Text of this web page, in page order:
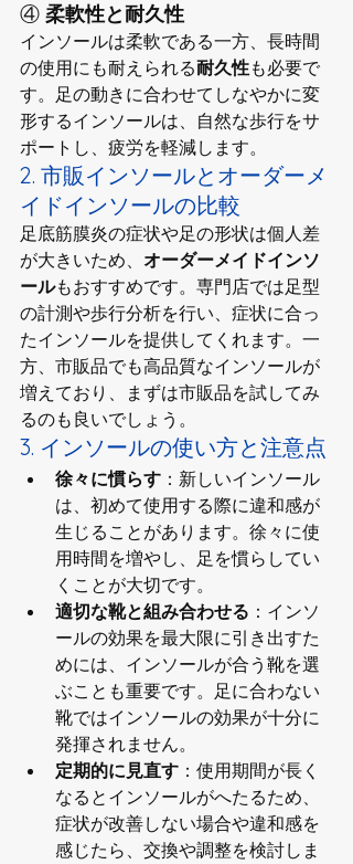
④ 柔軟性と耐久性
インソールは柔軟である一方、長時間
の使用にも耐えられる耐久性も必要で
す。足の動きに合わせてしなやかに変
形するインソールは、自然な歩行をサ
ポートし、疲労を軽減します。
2. 市販インソールとオーダーメ
イドインソールの比較
足底筋膜炎の症状や足の形状は個人差
が大きいため、 オーダーメイドインソ
ールもおすすめです。専門店では足型
の計測や歩行分析を行い、症状に合っ
たインソールを提供してくれます。一
方、市販品でも高品質なインソールが
増えており、まずは市販品を試してみ
るのも良いでしょう。
3. インソールの使い方と注意点
徐々に慣らす ：新しいインソール
は、初めて使用する際に違和感が
生じることがあります。徐々に使
用時間を増やし、足を慣らしてい
くことが大切です。
適切な靴と組み合わせる ：インソ
ールの効果を最大限に引き出すた
めには、インソールが合う靴を選
ぶことも重要です。足に合わない
靴ではインソールの効果が十分に
発揮されません。
定期的に見直す ：使用期間が長く
なるとインソールがへたるため、
症状が改善しない場合や違和感を
感じたら、交換や調整を検討しま